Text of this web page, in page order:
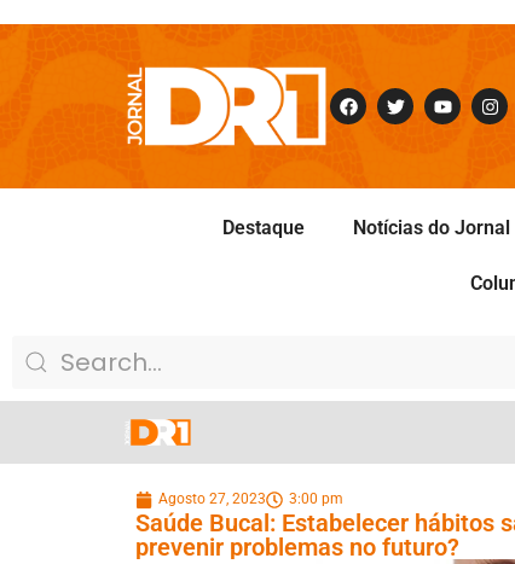
Destaque Notícias do Jornal
Agosto 27, 2023 3:00 pm
Saúde Bucal: Estabelecer hábitos
prevenir problemas no futuro?